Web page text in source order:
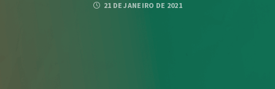
21 DE JANEIRO DE 2021